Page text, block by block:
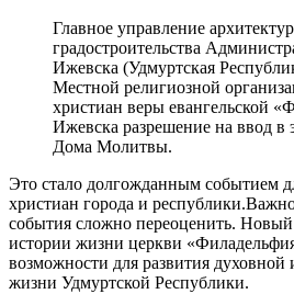
Главное управление
градостроительства
Ижевска (Удмуртская
Местной религиозной
христиан веры евангельской
Ижевска разрешение на ввод в
Дома Молитвы.
Это стало долгожданным событием
христиан города и
события сложно переоценить. Новый
истории жизни церкви
возможности для развития духовной
жизни Удмуртской Республики.